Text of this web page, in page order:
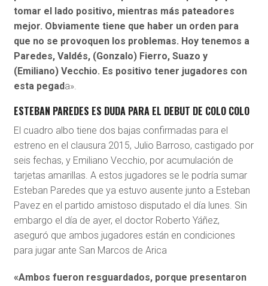
tomar el lado positivo, mientras más pateadores
mejor. Obviamente tiene que haber un orden para
que no se provoquen los problemas. Hoy tenemos a
Paredes, Valdés, (Gonzalo) Fierro, Suazo y
(Emiliano) Vecchio. Es positivo tener jugadores con
esta pegada».
ESTEBAN PAREDES ES DUDA PARA EL DEBUT DE COLO COLO
El cuadro albo tiene dos bajas confirmadas para el
estreno en el clausura 2015, Julio Barroso, castigado por
seis fechas, y Emiliano Vecchio, por acumulación de
tarjetas amarillas. A estos jugadores se le podría sumar
Esteban Paredes que ya estuvo ausente junto a Esteban
Pavez en el partido amistoso disputado el día lunes. Sin
embargo el día de ayer, el doctor Roberto Yáñez,
aseguró que ambos jugadores están en condiciones
para jugar ante San Marcos de Arica
«Ambos fueron resguardados, porque presentaron